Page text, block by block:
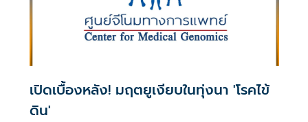
เปิดเบื้องหลัง! มฤตยูเงียบในทุ่งนา 'โรคไข้
ดิน'